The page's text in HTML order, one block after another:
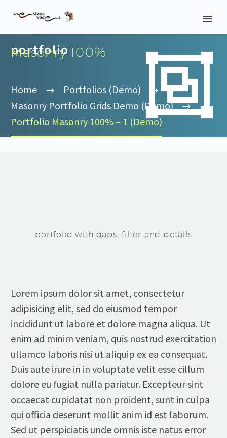


portfolio
Masonry 100%
Home
Portfolios (Demo)
Masonry Portfolio Grids Demo (Demo)
Portfolio Masonry 100% – 1 (Demo)
portfolio with gaps, filter and details
Lorem ipsum dolor sit amet, consectetur
adipisicing elit, sed do eiusmod tempor
incididunt ut labore et dolore magna aliqua. Ut
enim ad minim veniam, quis nostrud exercitation
ullamco laboris nisi ut aliquip ex ea consequat.
Duis aute irure in in voluptate velit esse cillum
dolore eu fugiat nulla pariatur. Excepteur sint
occaecat cupidatat non proident, sunt in culpa
qui officia deserunt mollit anim id est laborum.
Sed ut perspiciatis unde omnis iste natus error